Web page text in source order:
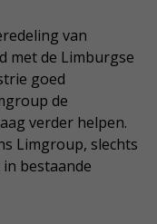
van
met de Limburgse
goed
de
verder helpen.
Limgroup, slechts
bestaande